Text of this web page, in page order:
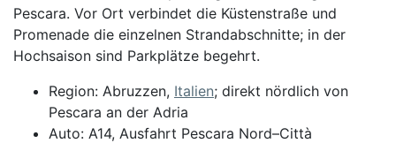
Pescara. Vor Ort verbindet die Küstenstraße und
Promenade die einzelnen Strandabschnitte; in der
Hochsaison sind Parkplätze begehrt.
Region: Abruzzen, Italien; direkt nördlich von
Pescara an der Adria
Auto: A14, Ausfahrt Pescara Nord–Città